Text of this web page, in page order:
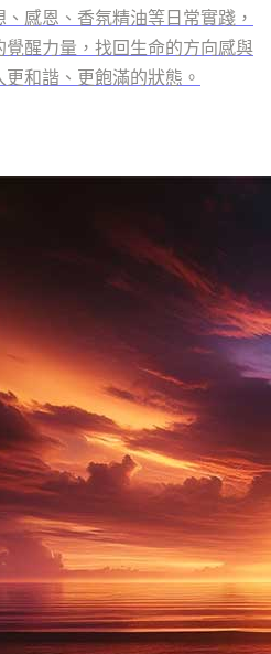
感恩、香氛精油等日常實踐，
醒力量，找回生命的方向感與
和諧、更飽滿的狀態。